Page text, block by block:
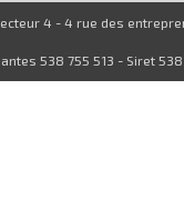
4 - 4 rue des
538 755 513 - Siret